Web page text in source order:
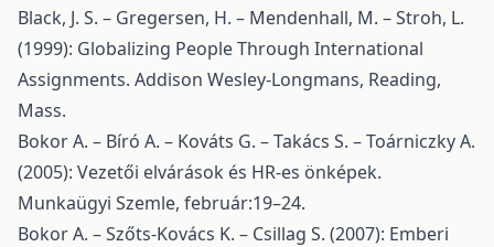
Black, J. S. – Gregersen, H. – Mendenhall, M. – Stroh, L.
(1999): Globalizing People Through International
Assignments. Addison Wesley-Longmans, Reading,
Mass.
Bokor A. – Bíró A. – Kováts G. – Takács S. – Toárniczky A.
(2005): Vezetői elvárások és HR-es önképek.
Munkaügyi Szemle, február:19–24.
Bokor A. – Szőts-Kovács K. – Csillag S. (2007): Emberi